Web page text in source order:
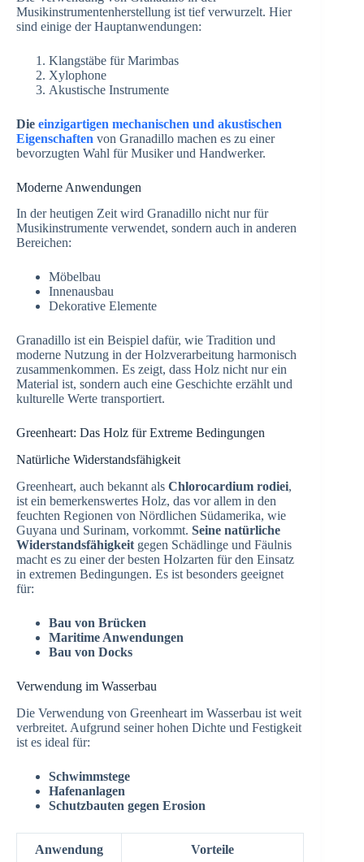
Musikinstrumentenherstellung ist tief verwurzelt. Hier
sind einige der Hauptanwendungen:
Klangstäbe für Marimbas
Xylophone
Akustische Instrumente
Die einzigartigen mechanischen und akustischen
Eigenschaften von Granadillo machen es zu einer
bevorzugten Wahl für Musiker und Handwerker.
Moderne Anwendungen
In der heutigen Zeit wird Granadillo nicht nur für
Musikinstrumente verwendet, sondern auch in anderen
Bereichen:
Möbelbau
Innenausbau
Dekorative Elemente
Granadillo ist ein Beispiel dafür, wie Tradition und
moderne Nutzung in der Holzverarbeitung harmonisch
zusammenkommen. Es zeigt, dass Holz nicht nur ein
Material ist, sondern auch eine Geschichte erzählt und
kulturelle Werte transportiert.
Greenheart: Das Holz für Extreme Bedingungen
Natürliche Widerstandsfähigkeit
Greenheart, auch bekannt als Chlorocardium rodiei,
ist ein bemerkenswertes Holz, das vor allem in den
feuchten Regionen von Nördlichen Südamerika, wie
Guyana und Surinam, vorkommt. Seine natürliche
Widerstandsfähigkeit gegen Schädlinge und Fäulnis
macht es zu einer der besten Holzarten für den Einsatz
in extremen Bedingungen. Es ist besonders geeignet
für:
Bau von Brücken
Maritime Anwendungen
Bau von Docks
Verwendung im Wasserbau
Die Verwendung von Greenheart im Wasserbau ist weit
verbreitet. Aufgrund seiner hohen Dichte und Festigkeit
ist es ideal für:
Schwimmstege
Hafenanlagen
Schutzbauten gegen Erosion
Anwendung Vorteile